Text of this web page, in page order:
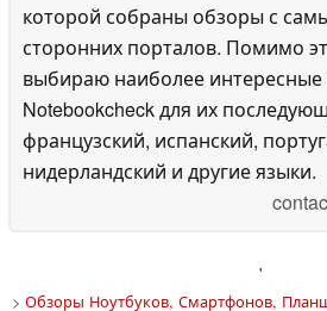
которой собраны обзоры с
сторонних порталов. Помимо
выбираю наиболее
Notebookcheck для их
французский, испанский,
нидерландский и другие языки.
'
> Обзоры Ноутбуков, Смартфонов,